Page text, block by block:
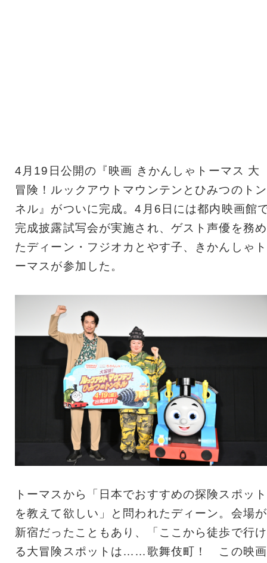
4月19日公開の『映画 きかんしゃトーマス 大
冒険！ルックアウトマウンテンとひみつのトン
ネル』がついに完成。4月6日には都内映画館
完成披露試写会が実施され、ゲスト声優を務め
たディーン・フジオカとやす子、きかんしゃト
ーマスが参加した。
トーマスから「日本でおすすめの探険スポット
を教えて欲しい」と問われたディーン。会場が
新宿だったこともあり、「ここから徒歩で行け
る大冒険スポットは……歌舞伎町！ この映画